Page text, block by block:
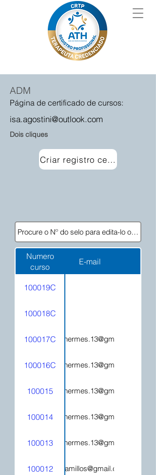
ADM
Página de certificado de cursos:
isa.agostini@outlook.com
Dois cliques
Criar registro certificado
Numero
curso
E-mail
100019C
100018C
100017Checatehermes.13@gmail.com
100016Checatehermes.13@gmail.com
100015hecatehermes.13@gmail.com
100014hecatehermes.13@gmail.com
100013hecatehermes.13@gmail.com
100012mjcamillos@gmail.com